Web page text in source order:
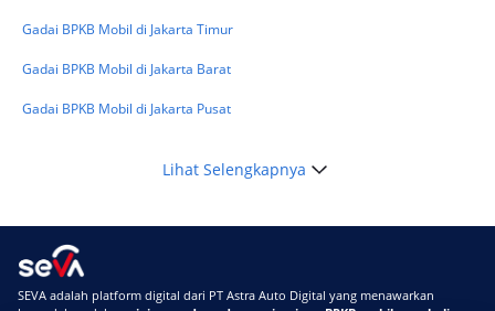
Gadai BPKB Mobil di Jakarta Timur
Gadai BPKB Mobil di Jakarta Barat
Gadai BPKB Mobil di Jakarta Pusat
Lihat Selengkapnya
SEVA adalah platform digital dari PT Astra Auto Digital yang menawarkan